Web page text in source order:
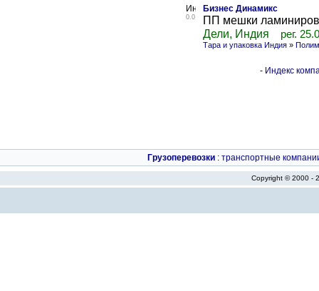
0.0
Бизнес Динамикс
ПП мешки
Дели, Индия
рег.
Тара и упаковка Индия »
- Индекс
Грузоперевозки : транспортные
Copyright © 2000 -